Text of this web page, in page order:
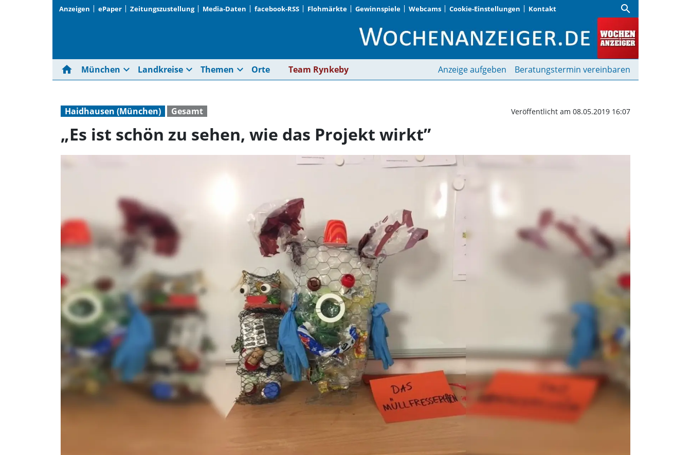
Anzeigen ePaper Zeitungszustellung Media-Daten facebook-RSS Flohmärkte Gewinnspiele Webcams Cookie-Einstellungen Kontakt search
„Es ist schön zu sehen, wie das Projekt
home München expand_more Landkreise expand_more Themen expand_more Orte Team Rynkeby Anzeige aufgeben Beratungstermin vereinbaren
Haidhausen (München) Gesamt Veröffentlicht am 08.05.2019 16:07
„Es ist schön zu sehen, wie das Projekt wirkt”